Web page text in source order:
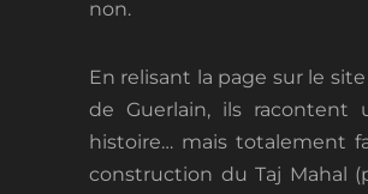
non.
En relisant la page sur le
de Guerlain, ils racontent
histoire… mais totalement
construction du Taj Mahal